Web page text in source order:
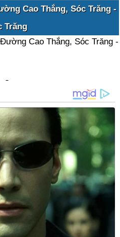
Cao Thắng, Sóc Trăng -
Trăng
Cao Thắng, Sóc Trăng -